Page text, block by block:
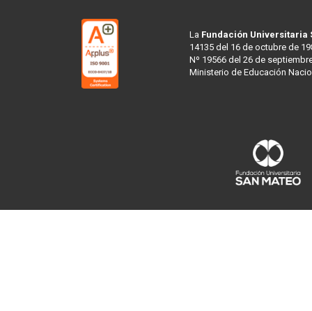
La Fundación Universitaria
14135 del 16 de octubre de
Nº 19566 del 26 de
Ministerio de Educación